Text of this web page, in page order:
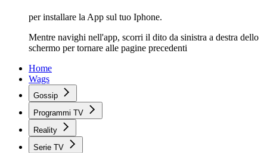
per installare la App sul tuo Iphone.
Mentre navighi nell'app, scorri il dito da sinistra a destra dello
schermo per tornare alle pagine precedenti
Home
Wags
Gossip
Programmi TV
Reality
Serie TV